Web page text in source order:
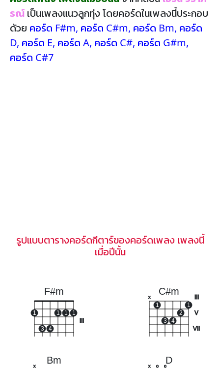
รณ์ เป็นเพลงแนวลูกทุ่ง โดยคอร์ดในเพลงนี้ประกอบ
ด้วย คอร์ด F#m, คอร์ด C#m, คอร์ด Bm, คอร์ด
D, คอร์ด E, คอร์ด A, คอร์ด C#, คอร์ด G#m,
คอร์ด C#7
รูปแบบตารางคอร์ดกีตาร์ของคอร์ดเพลง เพลงนี้
เมื่อปีนั้น
F#m
1
3 4
1 1 1
C#m
V
VII
x
1
3 4
2
1
Bm
x
D
x o o